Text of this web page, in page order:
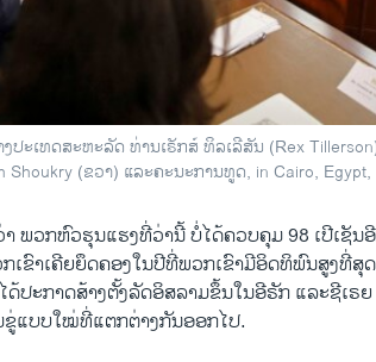
ປະເທດສະຫະລັດ ທ່ານ​ເຣັກ​ສ໌ ​ທິລ​ເລີ​ສັນ (Rex
Shoukry (ຂວາ) ແລະຄະນະການທູດ, in Cairo, Egypt,
ພວກຫົວຮຸນແຮງທີ່ວ່ານີ້ ບໍ່ໄດ້ຄວບຄຸມ 98 ເປີເຊັນ
ເຂົາເຄີຍຍຶດຄອງໃນປີທີ່ພວກເຂົາມີອິດທິພົນສູງທີ່ສຸ
ດ້ປະກາດສ້າງຕັ້ງລັດອິສລາມຂຶ້ນໃນອີຣັກ ແລະຊີເຣ
ຂູ່ແບບໃໝ່ທີ່ແຕກຕ່າງກັນອອກໄປ.